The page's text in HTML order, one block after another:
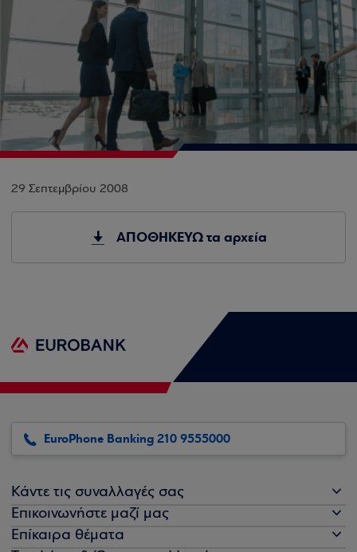
29 Σεπτεμβρίου 2008
ΑΠΟΘΗΚΕΥΩ τα αρχεία
EuroPhone Banking 210 9555000
Κάντε τις συναλλαγές σας
Επικοινωνήστε μαζί μας
Επίκαιρα θέματα